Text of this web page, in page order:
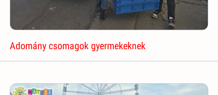
Adomány csomagok gyermekeknek